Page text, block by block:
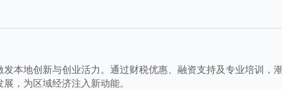
本地创新与创业活力。通过财税优惠、融资支持及专业培训，
，为区域经济注入新动能。